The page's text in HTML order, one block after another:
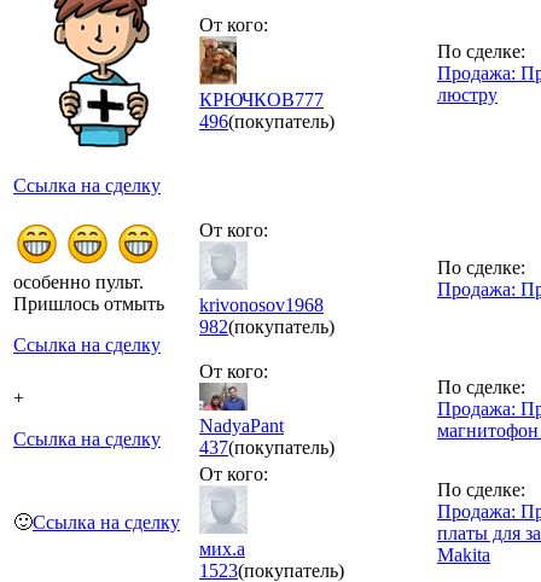
Ссылка на сделку
От кого:
КРЮЧКОВ777
496(покупатель)
По сделке:
Продажа:
люстру
особенно пульт.
Пришлось отмыть
Ссылка на сделку
От кого:
krivonosov1968
982(покупатель)
По сделке:
Продажа:
+
Ссылка на сделку
От кого:
NadyaPant
437(покупатель)
По сделке:
Продажа:
🙂Ссылка на сделку
От кого:
мих.а
1523(покупатель)
По сделке:
Продажа:
платы для
Makita